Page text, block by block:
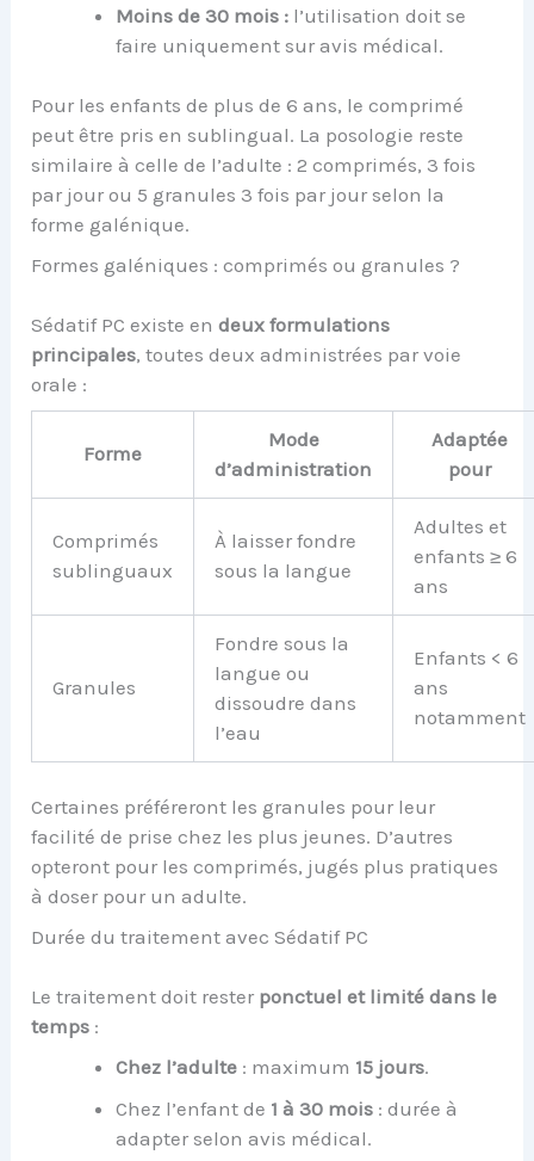
Moins de 30 mois : l’utilisation doit se
faire uniquement sur avis médical.
Pour les enfants de plus de 6 ans, le comprimé
peut être pris en sublingual. La posologie reste
similaire à celle de l’adulte : 2 comprimés, 3 fois
par jour ou 5 granules 3 fois par jour selon la
forme galénique.
Formes galéniques : comprimés ou granules ?
Sédatif PC existe endeux formulations
principales, toutes deux administrées par voie
orale :
Forme
Mode
d’administration
Adaptée
pour
Comprimés
sublinguaux
À laisser fondre
sous la langue
Adultes et
enfants ≥ 6
ans
Granules
Fondre sous la
langue ou
dissoudre dans
l’eau
Enfants < 6
ans
notamment
Certaines préféreront les granules pour leur
facilité de prise chez les plus jeunes. D’autres
opteront pour les comprimés, jugés plus pratiques
à doser pour un adulte.
Durée du traitement avec Sédatif PC
Le traitement doit rester ponctuel et limité dans le
temps :
Chez l’adulte : maximum 15 jours.
Chez l’enfant de 1 à 30 mois : durée à
adapter selon avis médical.